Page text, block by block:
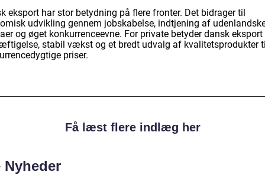
eksport har stor betydning på flere fronter. Det bidrager til
udvikling gennem jobskabelse, indtjening af
og øget konkurrenceevne. For private betyder dansk eksport
stabil vækst og et bredt udvalg af kvalitetsprodukter
priser.
Få læst flere indlæg her
Nyheder